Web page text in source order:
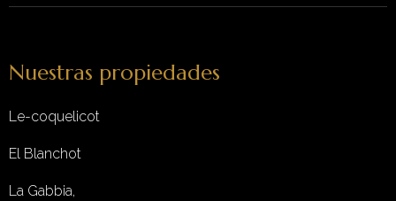
Nuestras propiedades
Le-coquelicot
El Blanchot
La Gabbia,